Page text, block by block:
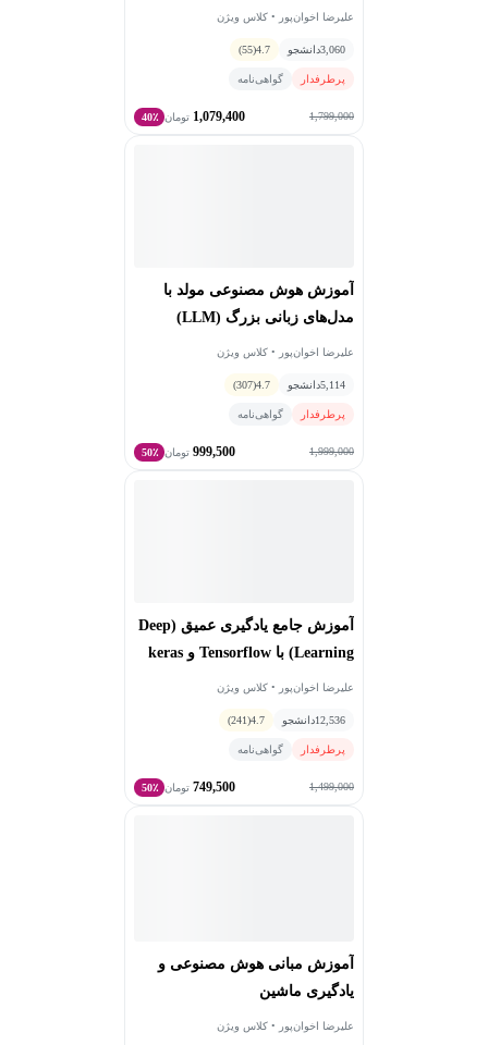
فاین‌تیون پیشرفته
علیرضا اخوان‌پور • کلاس ویژن
3,060دانشجو 4.7
(55)
پرطرفدار گواهی‌نامه
1,799,000
1,079,400 تومان 40٪
آموزش هوش مصنوعی مولد با
مدل‌های زبانی بزرگ (LLM)
علیرضا اخوان‌پور • کلاس ویژن
5,114دانشجو 4.7
(307)
پرطرفدار گواهی‌نامه
1,999,000
999,500 تومان 50٪
آموزش جامع یادگیری عمیق (Deep
Learning) با Tensorflow و keras
علیرضا اخوان‌پور • کلاس ویژن
12,536دانشجو 4.7
(241)
پرطرفدار گواهی‌نامه
1,499,000
749,500 تومان 50٪
آموزش مبانی هوش مصنوعی و
یادگیری ماشین
علیرضا اخوان‌پور • کلاس ویژن